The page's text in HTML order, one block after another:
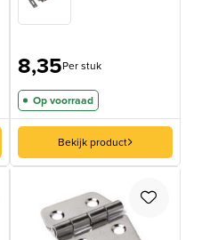
8,35Per stuk
Op voorraad
Bekijk product